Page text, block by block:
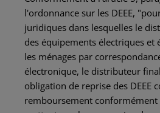
l'ordonnance sur les DEEE,
juridiques dans lesquelles le
des équipements électriques et
les ménages par
électronique, le distributeur
obligation de reprise des DEEE
remboursement conformément